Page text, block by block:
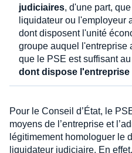
judiciaires, d'une part,
liquidateur ou l'employeur
dont disposent l'unité
groupe auquel l'entreprise
que le PSE est suffisant
dont dispose l'entreprise
Pour le Conseil d’État, le
moyens de l’entreprise et
légitimement homologuer le
liquidateur judiciaire. En